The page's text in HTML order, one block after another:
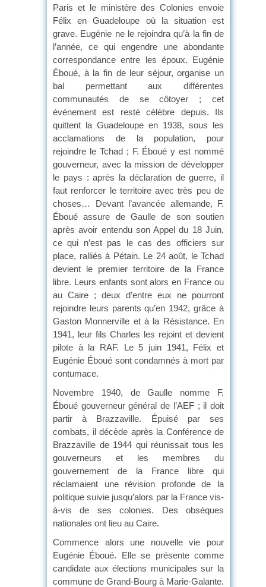
Paris et le ministère des Colonies envoie
Félix en Guadeloupe où la situation est
grave. Eugénie ne le rejoindra qu’à la fin de
l’année, ce qui engendre une abondante
correspondance entre les époux. Eugénie
Éboué, à la fin de leur séjour, organise un
bal permettant aux différentes
communautés de se côtoyer ; cet
événement est resté célèbre depuis. Ils
quittent la Guadeloupe en 1938, sous les
acclamations de la population, pour
rejoindre le Tchad ; F. Éboué y est nommé
gouverneur, avec la mission de développer
le pays : après la déclaration de guerre, il
faut renforcer le territoire avec très peu de
choses… Devant l’avancée allemande, F.
Éboué assure de Gaulle de son soutien
après avoir entendu son Appel du 18 Juin,
ce qui n’est pas le cas des officiers sur
place, ralliés à Pétain. Le 24 août, le Tchad
devient le premier territoire de la France
libre. Leurs enfants sont alors en France ou
au Caire ; deux d’entre eux ne pourront
rejoindre leurs parents qu’en 1942, grâce à
Gaston Monnerville et à la Résistance. En
1941, leur fils Charles les rejoint et devient
pilote à la RAF. Le 5 juin 1941, Félix et
Eugénie Éboué sont condamnés à mort par
contumace.
Novembre 1940, de Gaulle nomme F.
Éboué gouverneur général de l’AEF ; il doit
partir à Brazzaville. Épuisé par ses
combats, il décède après la Conférence de
Brazzaville de 1944 qui réunissait tous les
gouverneurs et les membres du
gouvernement de la France libre qui
réclamaient une révision profonde de la
politique suivie jusqu’alors par la France vis-
à-vis de ses colonies. Des obsèques
nationales ont lieu au Caire.
Commence alors une nouvelle vie pour
Eugénie Éboué. Elle se présente comme
candidate aux élections municipales sur la
commune de Grand-Bourg à Marie-Galante.